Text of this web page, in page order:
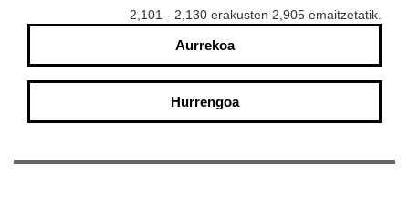
2,101 - 2,130 erakusten 2,905 emaitzetatik.
Aurrekoa
Hurrengoa